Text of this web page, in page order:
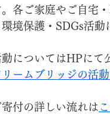
。各ご家庭やご自宅
境保護・SDGs活動
動についてはHPにて
リームブリッジの活
付の詳しい流れは